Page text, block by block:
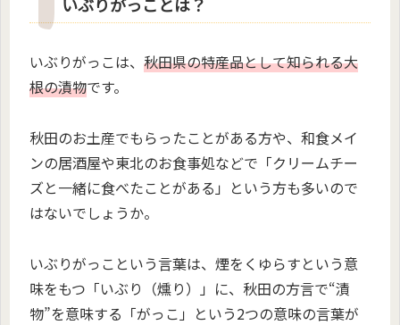
いぶりがっこは、 秋田県の特産品として知られる大
根の漬物です。
秋田のお土産でもらったことがある方や、和食メイ
ンの居酒屋や東北のお食事処などで「クリームチー
ズと一緒に食べたことがある」という方も多いので
はないでしょうか。
いぶりがっこという言葉は、煙をくゆらすという意
味をもつ「いぶり（燻り）」に、秋田の方言で“漬
物”を意味する「がっこ」という2つの意味の言葉が